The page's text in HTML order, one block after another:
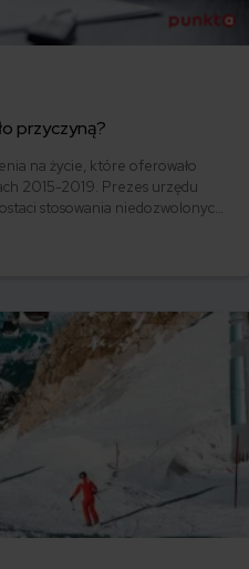
przyczyną?
na życie, które oferowało
2015-2019. Prezes urzędu
stosowania niedozwolonych